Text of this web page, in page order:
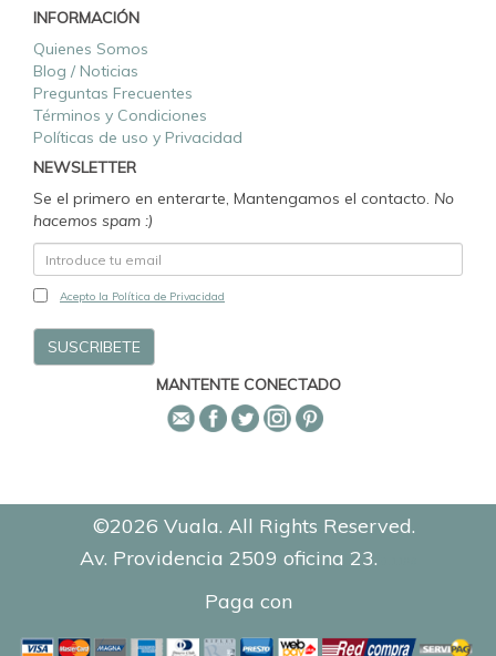
INFORMACIÓN
Quienes Somos
Blog / Noticias
Preguntas Frecuentes
Términos y Condiciones
Políticas de uso y Privacidad
NEWSLETTER
Se el primero en enterarte, Mantengamos el contacto. No
hacemos spam :)
Acepto la Política de Privacidad
MANTENTE CONECTADO
©2026 Vuala. All Rights Reserved.
Av. Providencia 2509 oficina 23.
Paga con